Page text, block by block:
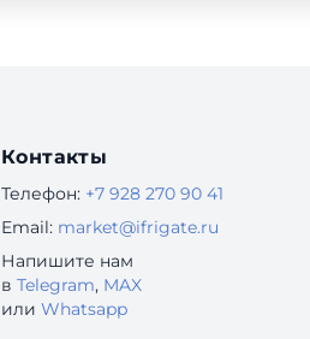
Контакты
Телефон: +7 928 270 90 41
Email: market@ifrigate.ru
Напишите нам
в Telegram, MAX
или Whatsapp